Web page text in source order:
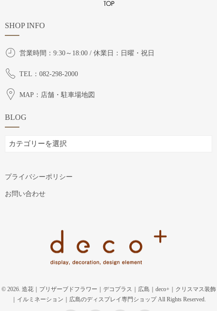
SHOP INFO
営業時間：9:30～18:00 / 休業日：日曜・祝日
TEL：082-298-2000
MAP：店舗・駐車場地図
BLOG
BLOG
プライバシーポリシー
お問い合わせ
© 2026. 造花｜プリザーブドフラワー｜デコプラス｜広島｜deco+｜クリスマス装飾
｜イルミネーション｜広島のディスプレイ専門ショップ All Rights Reserved.